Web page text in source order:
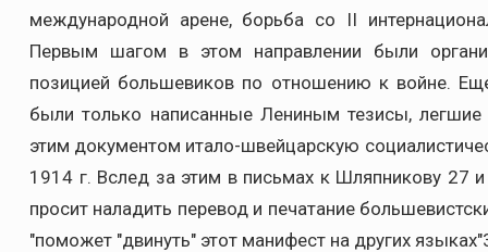
международной арене, борьба со II
Первым шагом в этом направлении были
позицией большевиков по отношению к войне.
были только написанные Лениным тезисы,
этим документом итало-швейцарскую
1914 г. Вслед за этим в письмах к Шляпникову 27
просит наладить перевод и печатание
"поможет "двинуть" этот манифест на других